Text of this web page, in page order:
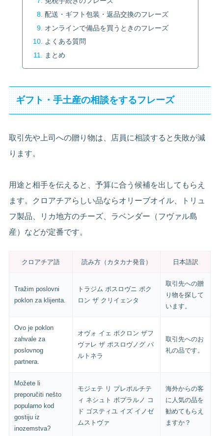
配送・ギフト包装・返品交換のフレーズ
オンラインで備品を買うときのフレーズ
よくある質問
まとめ
ギフト・手土産の相談をするフレーズ
取引先や上司への贈り物は、店員に相談すると失敗が減
ります。
用途と相手を伝えると、予算に合う候補を出してもらえ
ます。クロアチアらしい品ならオリーブオイル、トリュ
フ製品、リカ地方のチーズ、ラベンダー（フヴァル島
産）などが定番です。
クロアチア語 読み方（カタカナ発音） 日本語訳
Tražim poslovni
poklon za klijenta.
トラジム ポスロヴニ ポク
ロン ザ クリイェンタ
取引先への贈
り物を探して
います。
Ovo je poklon
zahvale za
poslovnog
partnera.
オヴォ イェ ポクロン ザフ
ヴァレ ザ ポスロヴノグ パ
ルトネラ
取引先へのお
礼の品です。
Možete li
preporučiti nešto
popularno kod
gostiju iz
inozemstva?
モジェテ リ プレポルチテ
ィ ネシュト ポプラルノ コ
ド ゴスティユ イズ イノゼ
ムストヴァ
海外からの客
に人気の品を
勧めてもらえ
ますか？